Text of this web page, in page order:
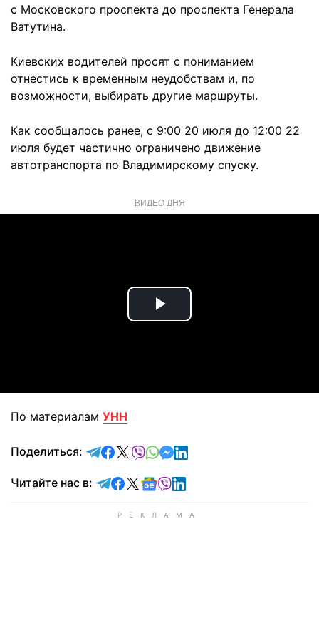
с Московского проспекта до проспекта Генерала
Ватутина.
Киевских водителей просят с пониманием
отнестись к временным неудобствам и, по
возможности, выбирать другие маршруты.
Как сообщалось ранее, с 9:00 20 июля до 12:00 22
июля будет частично ограничено движение
автотранспорта по Владимирскому спуску.
ВИДЕО ДНЯ
Play
По материалам УНН
Поделиться: отправить в Telegram
поделиться в Facebook
поделиться в X
отправить в Viber
отправить в Whatsapp
отправить в Messenger
отправить в LinkedIn
Читайте нас в: Читайте в Telegram
Читайте в Facebook
Читайте в X
Читайте в Google news
Читайте в Viber
Читайте в LinkedIn